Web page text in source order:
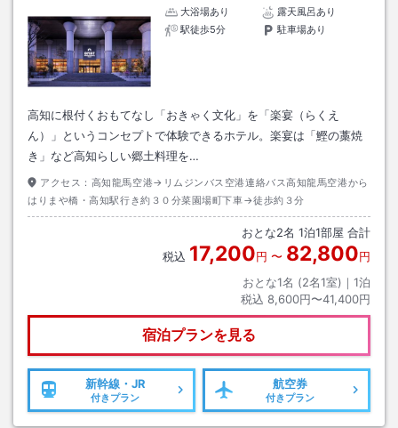
大浴場あり
露天風呂あり
駅徒歩5分
駐車場あり
高知に根付くおもてなし「おきゃく文化」を「楽宴（らくえ
ん）」というコンセプトで体験できるホテル。楽宴は「鰹の藁焼
き」など高知らしい郷土料理を…
アクセス： 高知龍馬空港→リムジンバス空港連絡バス高知龍馬空港から
はりまや橋・高知駅行き約３０分菜園場町下車→徒歩約３分
おとな2名 1泊1部屋 合計
税込 17,200円 〜 82,800円
おとな1名 (2名1室)｜ 1泊
税込 8,600円〜41,400円
宿泊プランを見る
新幹線・JR
付きプラン
航空券
付きプラン